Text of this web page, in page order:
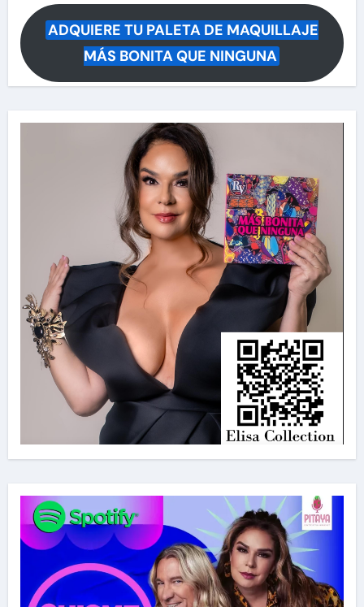
ADQUIERE TU PALETA DE MAQUILLAJE
MÁS BONITA QUE NINGUNA